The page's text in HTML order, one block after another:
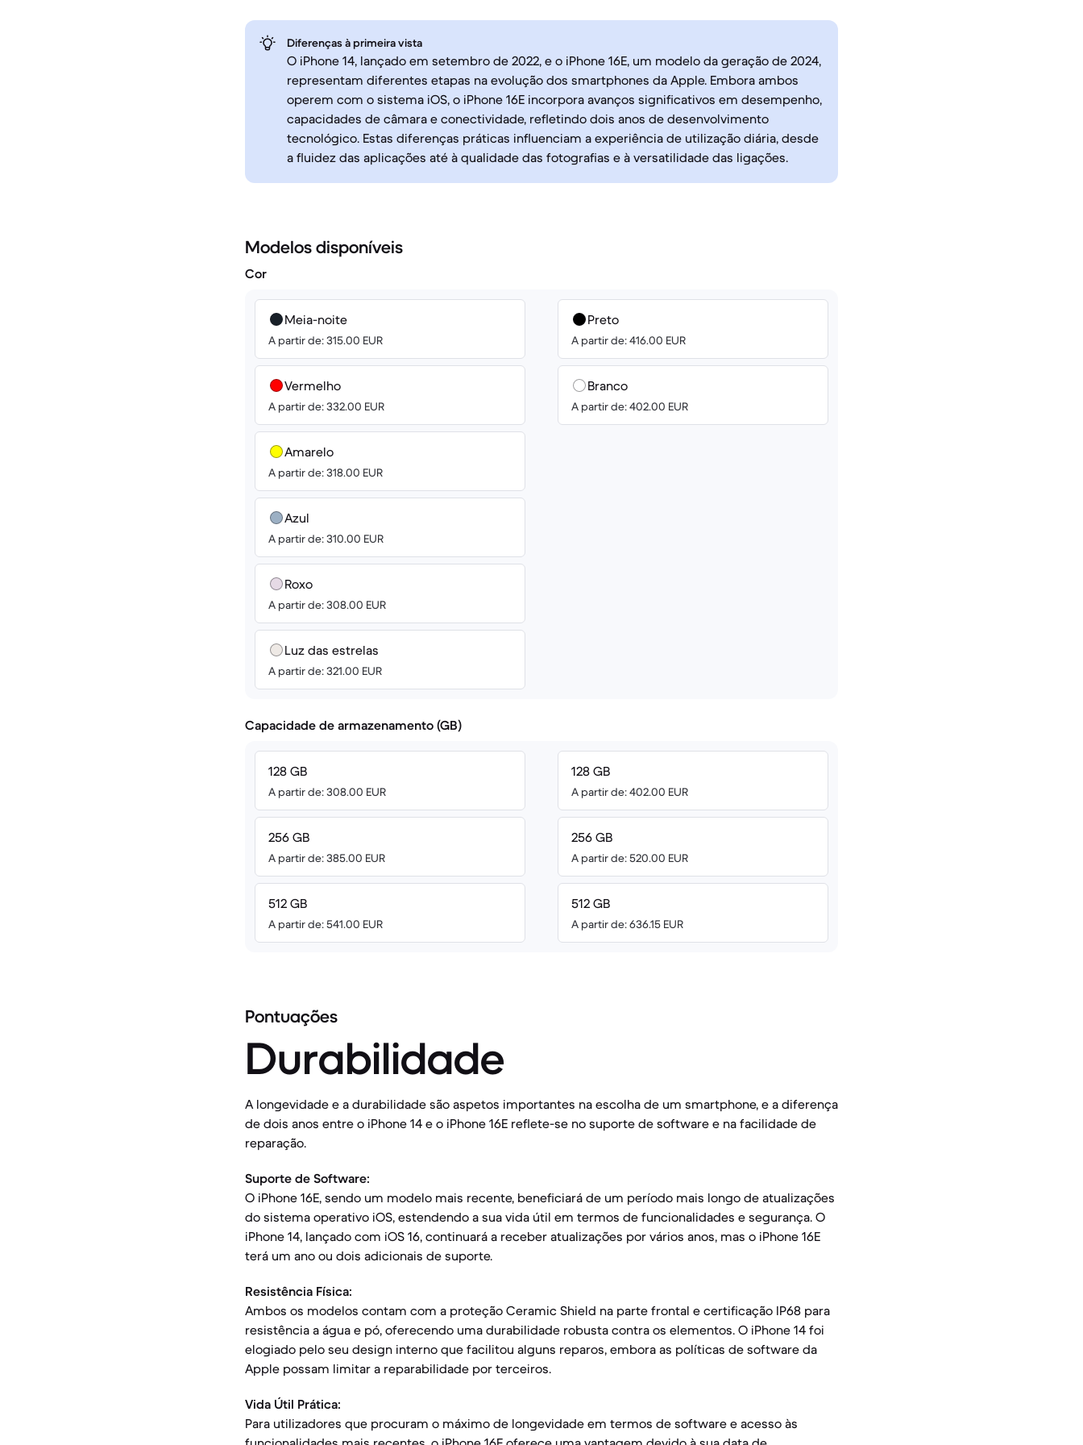
Diferenças à primeira vista
O iPhone 14, lançado em setembro de 2022, e o iPhone 16E, um modelo da geração de 2024,
representam diferentes etapas na evolução dos smartphones da Apple. Embora ambos
operem com o sistema iOS, o iPhone 16E incorpora avanços significativos em desempenho,
capacidades de câmara e conectividade, refletindo dois anos de desenvolvimento
tecnológico. Estas diferenças práticas influenciam a experiência de utilização diária, desde
a fluidez das aplicações até à qualidade das fotografias e à versatilidade das ligações.
Modelos disponíveis
Cor
Meia-noite
A partir de: 315.00 EUR
Vermelho
A partir de: 332.00 EUR
Amarelo
A partir de: 318.00 EUR
Azul
A partir de: 310.00 EUR
Roxo
A partir de: 308.00 EUR
Luz das estrelas
A partir de: 321.00 EUR
Preto
A partir de: 416.00 EUR
Branco
A partir de: 402.00 EUR
Capacidade de armazenamento (GB)
128 GB
A partir de: 308.00 EUR
256 GB
A partir de: 385.00 EUR
512 GB
A partir de: 541.00 EUR
128 GB
A partir de: 402.00 EUR
256 GB
A partir de: 520.00 EUR
512 GB
A partir de: 636.15 EUR
Pontuações
Durabilidade
A longevidade e a durabilidade são aspetos importantes na escolha de um smartphone, e a diferença
de dois anos entre o iPhone 14 e o iPhone 16E reflete-se no suporte de software e na facilidade de
reparação.
Suporte de Software:
O iPhone 16E, sendo um modelo mais recente, beneficiará de um período mais longo de atualizações
do sistema operativo iOS, estendendo a sua vida útil em termos de funcionalidades e segurança. O
iPhone 14, lançado com iOS 16, continuará a receber atualizações por vários anos, mas o iPhone 16E
terá um ano ou dois adicionais de suporte.
Resistência Física:
Ambos os modelos contam com a proteção Ceramic Shield na parte frontal e certificação IP68 para
resistência a água e pó, oferecendo uma durabilidade robusta contra os elementos. O iPhone 14 foi
elogiado pelo seu design interno que facilitou alguns reparos, embora as políticas de software da
Apple possam limitar a reparabilidade por terceiros.
Vida Útil Prática:
Para utilizadores que procuram o máximo de longevidade em termos de software e acesso às